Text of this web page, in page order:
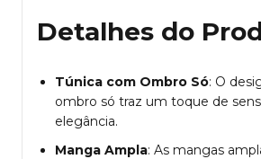
Detalhes do
Túnica com Ombro Só: O
ombro só traz um toque de
elegância.
Manga Ampla: As mangas